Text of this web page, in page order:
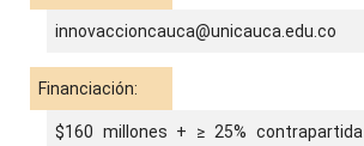
innovaccioncauca@unicauca.edu.co
Financiación:
$160 millones + ≥ 25% contrapartida